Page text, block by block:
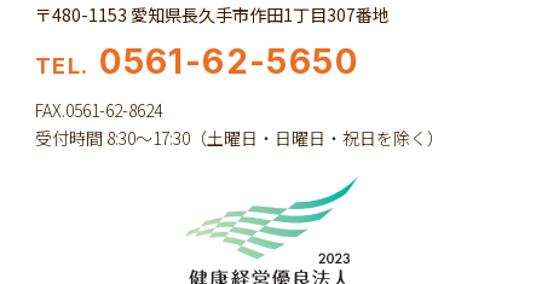
〒480-1153 愛知県長久手市作田1丁目307番地
TEL. 0561-62-5650
FAX.0561-62-8624
受付時間 8:30～17:30（土曜日・日曜日・祝日を除く）